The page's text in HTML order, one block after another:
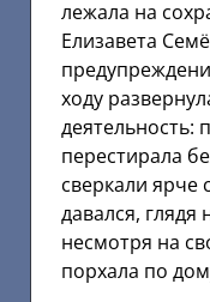
лежала на
Елизавета
ходу
деятельность:
перестирала
сверкали ярче
давался, глядя
несмотря на
порхала по